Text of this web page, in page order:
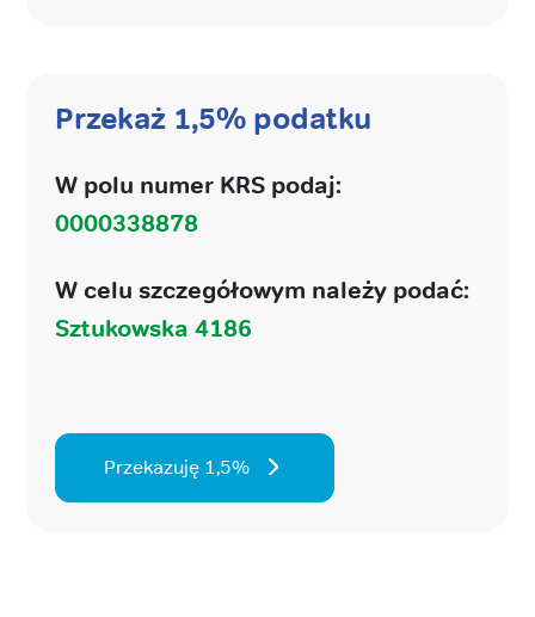
Przekaż 1,5% podatku
W polu numer KRS podaj:
0000338878
W celu szczegółowym należy podać:
Sztukowska 4186
Przekazuję 1,5%